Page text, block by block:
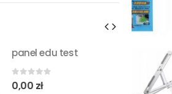
panel edu test
0 out of 5
0,00 zł